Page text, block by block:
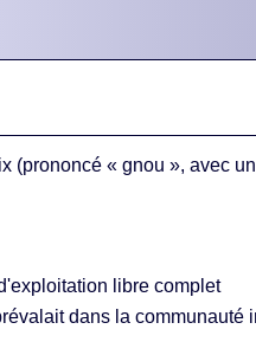
(prononcé « gnou », avec
libre complet
dans la communauté